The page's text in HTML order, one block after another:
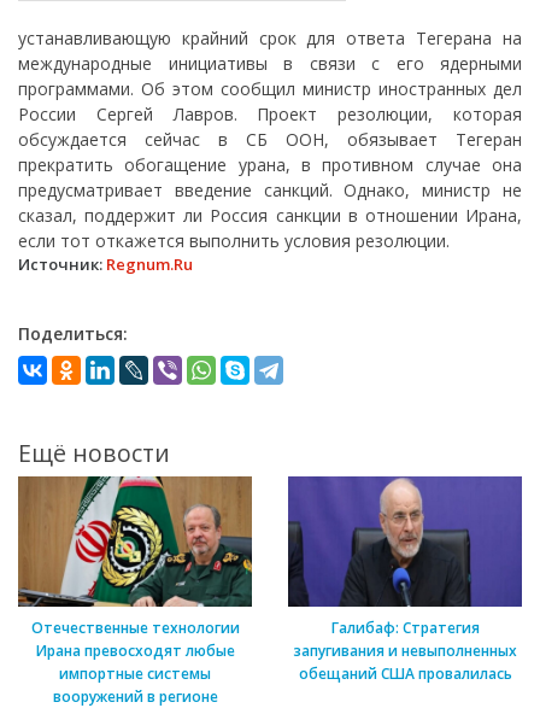
устанавливающую крайний срок для ответа Тегерана на
международные инициативы в связи с его ядерными
программами. Об этом сообщил министр иностранных дел
России Сергей Лавров. Проект резолюции, которая
обсуждается сейчас в СБ ООН, обязывает Тегеран
прекратить обогащение урана, в противном случае она
предусматривает введение санкций. Однако, министр не
сказал, поддержит ли Россия санкции в отношении Ирана,
если тот откажется выполнить условия резолюции.
Источник: Regnum.Ru
Поделиться:
Ещё новости
Отечественные технологии
Ирана превосходят любые
импортные системы
вооружений в регионе
Галибаф: Стратегия
запугивания и невыполненных
обещаний США провалилась